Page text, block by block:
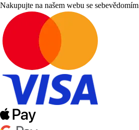
Nakupujte na našem webu se sebevědomím